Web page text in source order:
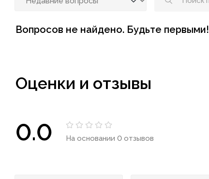
Вопросов не найдено. Будьте первыми!
Оценки и отзывы
0.0 На основании 0 отзывов